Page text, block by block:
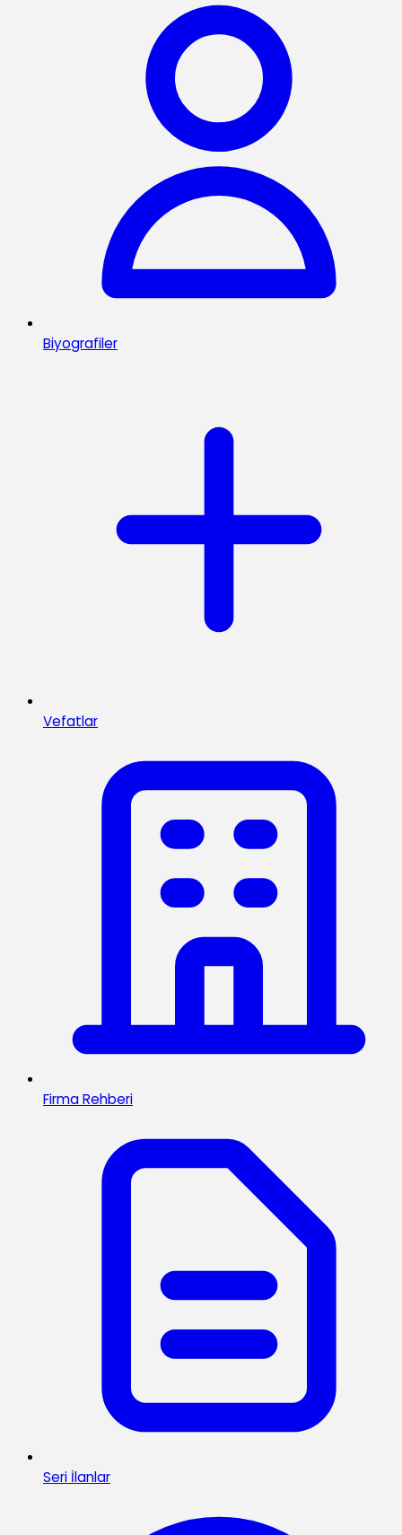
Biyografiler
Vefatlar
Firma Rehberi
Seri İlanlar